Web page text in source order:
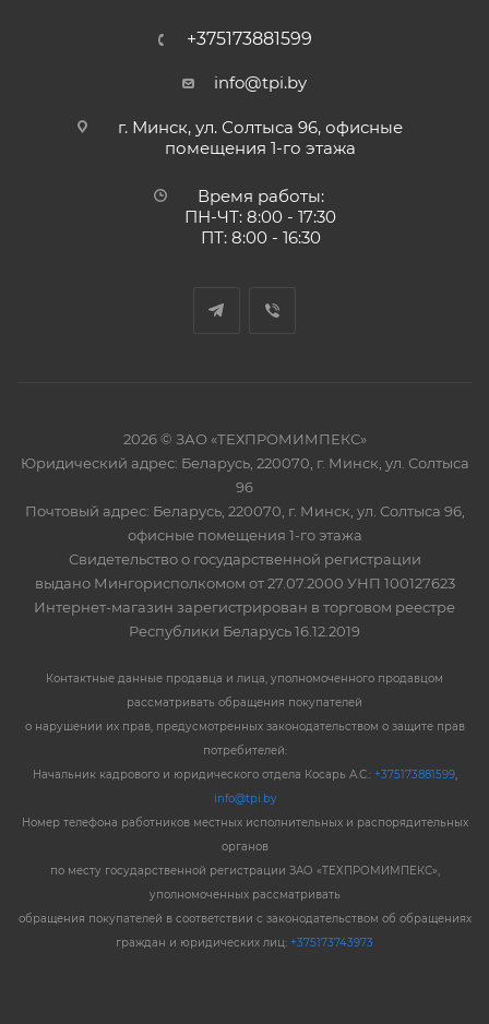
+375173881599
info@tpi.by
г. Минск, ул. Солтыса 96, офисные
помещения 1-го этажа
Время работы:
ПН-ЧТ: 8:00 - 17:30
ПТ: 8:00 - 16:30
2026 © ЗАО «ТЕХПРОМИМПЕКС»
Юридический адрес: Беларусь, 220070, г. Минск, ул. Солтыса
96
Почтовый адрес: Беларусь, 220070, г. Минск, ул. Солтыса 96,
офисные помещения 1-го этажа
Свидетельство о государственной регистрации
выдано Мингорисполкомом от 27.07.2000 УНП 100127623
Интернет-магазин зарегистрирован в торговом реестре
Республики Беларусь 16.12.2019
Контактные данные продавца и лица, уполномоченного продавцом
рассматривать обращения покупателей
о нарушении их прав, предусмотренных законодательством о защите прав
потребителей:
Начальник кадрового и юридического отдела Косарь А.С.: +375173881599,
info@tpi.by
Номер телефона работников местных исполнительных и распорядительных
органов
по месту государственной регистрации ЗАО «ТЕХПРОМИМПЕКС»,
уполномоченных рассматривать
обращения покупателей в соответствии с законодательством об обращениях
граждан и юридических лиц: +375173743973